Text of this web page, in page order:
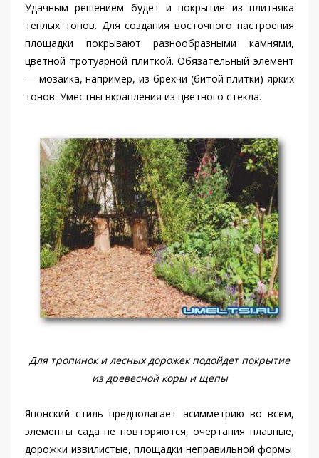
Удачным решением будет и покрытие из плитняка
теплых тонов. Для создания восточного настроения
площадки покрывают разнообразными камнями,
цветной тротуарной плиткой. Обязательный элемент
— мозаика, например, из брехчи (битой плитки) ярких
тонов. Уместны вкрапления из цветного стекла.
Для тропинок и лесных дорожек подойдет покрытие
из древесной коры и щепы
Японский стиль предполагает асимметрию во всем,
элементы сада не повторяются, очертания плавные,
дорожки извилистые, площадки неправильной формы.